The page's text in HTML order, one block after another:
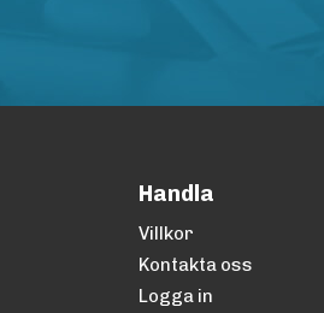
Handla
Villkor
Kontakta oss
Logga in